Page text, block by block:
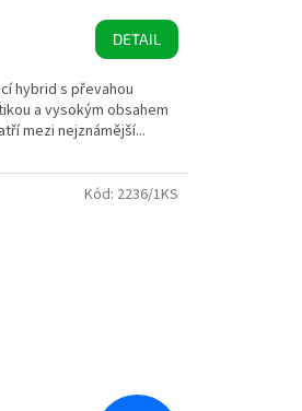
DETAIL
hybrid s převahou
a vysokým obsahem
mezi nejznámější...
Kód: 2236/1KS